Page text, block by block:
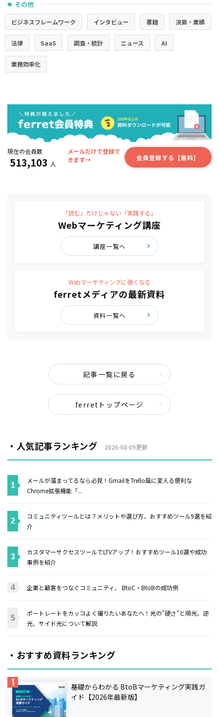
● その他
ビジネスフレームワーク インタビュー 書籍 決算・業績
法律 SaaS 調査・統計 ニュース AI
業務効率化
現在の会員数
513,103 人
メールだけで登録で
きます→
会員登録する【無料】
「読む」だけじゃない「実践する」
Webマーケティング講座
講座一覧へ
Webマーケティングに強くなる
ferretメディアの最新資料
資料一覧へ
記事一覧に戻る
ferretトップページ
・人気記事ランキング 2026-08-09更新
メールが溜まってるなら必見！GmailをTrello風に変える便利な
Chrome拡張機能「...
コミュニティツールとは？メリットや選び方、おすすめツール9選を紹
介
カスタマーサクセスツールでLTVアップ！おすすめツール10選や成功
事例を紹介
企業と顧客をつなぐコミュニティ、 BtoC・BtoBの成功例
ポートレートをカッコよく撮りたいあなたへ！光の”硬さ”と順光、逆
光、サイド光について解説
・おすすめ資料ランキング
基礎からわかる BtoBマーケティング実践ガ
イド【2026年最新版】